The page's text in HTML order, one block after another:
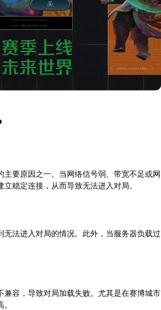
要原因之一。当网络信号弱、带宽不足或网
稳定连接，从而导致无法进入对局。
法进入对局的情况。此外，当服务器负载过
容，导致对局加载失败。尤其是在赛博城市